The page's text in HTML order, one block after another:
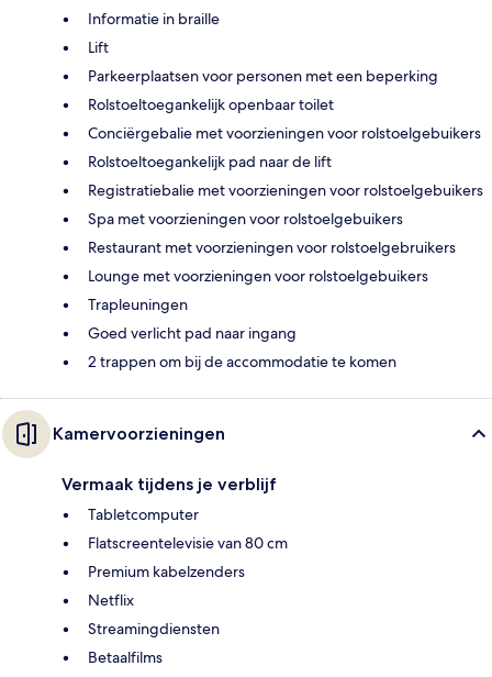
Informatie in braille
Lift
Parkeerplaatsen voor personen met een beperking
Rolstoeltoegankelijk openbaar toilet
Conciërgebalie met voorzieningen voor rolstoelgebuikers
Rolstoeltoegankelijk pad naar de lift
Registratiebalie met voorzieningen voor rolstoelgebuikers
Spa met voorzieningen voor rolstoelgebuikers
Restaurant met voorzieningen voor rolstoelgebruikers
Lounge met voorzieningen voor rolstoelgebuikers
Trapleuningen
Goed verlicht pad naar ingang
2 trappen om bij de accommodatie te komen
Kamervoorzieningen
Vermaak tijdens je verblijf
Tabletcomputer
Flatscreentelevisie van 80 cm
Premium kabelzenders
Netflix
Streamingdiensten
Betaalfilms